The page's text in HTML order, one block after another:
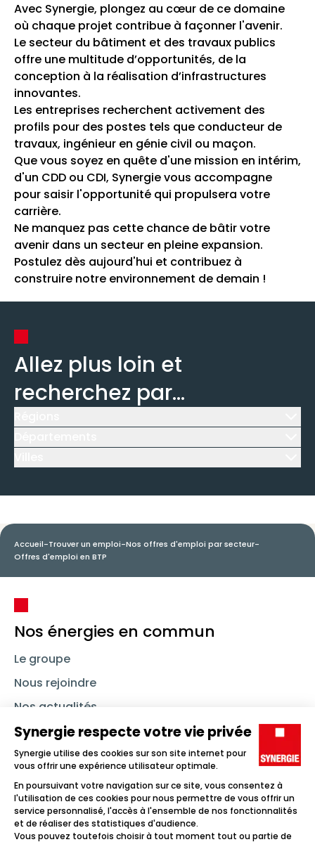
Avec Synergie, plongez au cœur de ce domaine
où chaque projet contribue à façonner l'avenir.
Le secteur du bâtiment et des travaux publics
offre une multitude d’opportunités, de la
conception à la réalisation d’infrastructures
innovantes.
Les entreprises recherchent activement des
profils pour des postes tels que conducteur de
travaux, ingénieur en génie civil ou maçon.
Que vous soyez en quête d'une mission en intérim,
d'un CDD ou CDI, Synergie vous accompagne
pour saisir l'opportunité qui propulsera votre
carrière.
Ne manquez pas cette chance de bâtir votre
avenir dans un secteur en pleine expansion.
Postulez dès aujourd'hui et contribuez à
construire notre environnement de demain !
Allez plus loin et
recherchez par...
Accueil-Trouver un emploi-Nos offres d'emploi par secteur-
Offres d'emploi en BTP
Nos énergies en commun
Le groupe
Nous rejoindre
Nos actualités
Nous contacter
Linkedin SynergieInstagramTikTok Youtube
Trouver un emploi
Icône d'illustration